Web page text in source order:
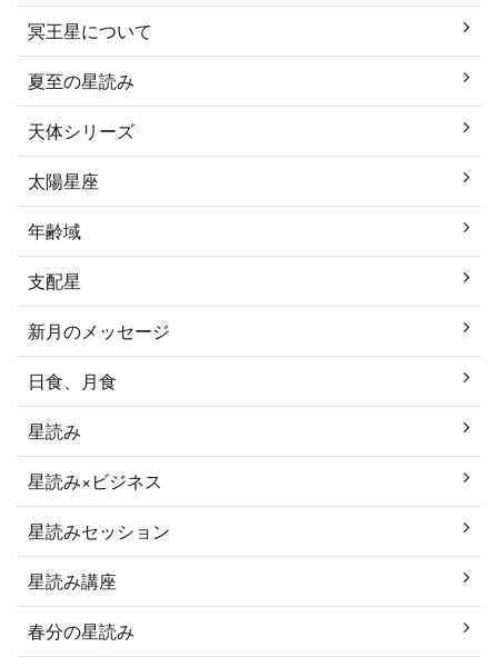
冥王星について
夏至の星読み
天体シリーズ
太陽星座
年齢域
支配星
新月のメッセージ
日食、月食
星読み
星読み×ビジネス
星読みセッション
星読み講座
春分の星読み